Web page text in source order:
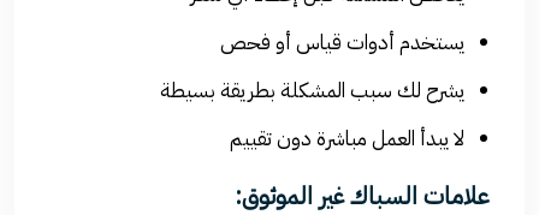
يستخدم أدوات قياس أو فحص
يشرح لك سبب المشكلة بطريقة بسيطة
لا يبدأ العمل مباشرة دون تقييم
علامات السباك غير الموثوق: